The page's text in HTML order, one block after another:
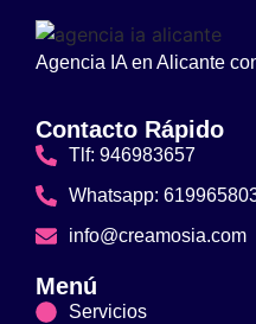
Agencia IA en Alicante
Contacto Rápido
Tlf: 946983657
Whatsapp:
info@creamosia.com
Menú
Servicios